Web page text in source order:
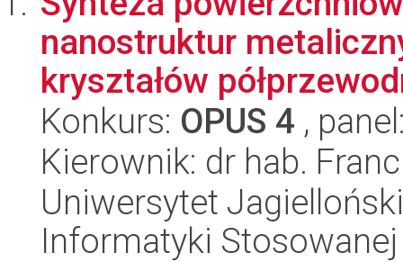
nanostruktur
kryształów
Konkurs: OPUS 4 ,
Kierownik: dr hab.
Uniwersytet
Informatyki Stosowanej